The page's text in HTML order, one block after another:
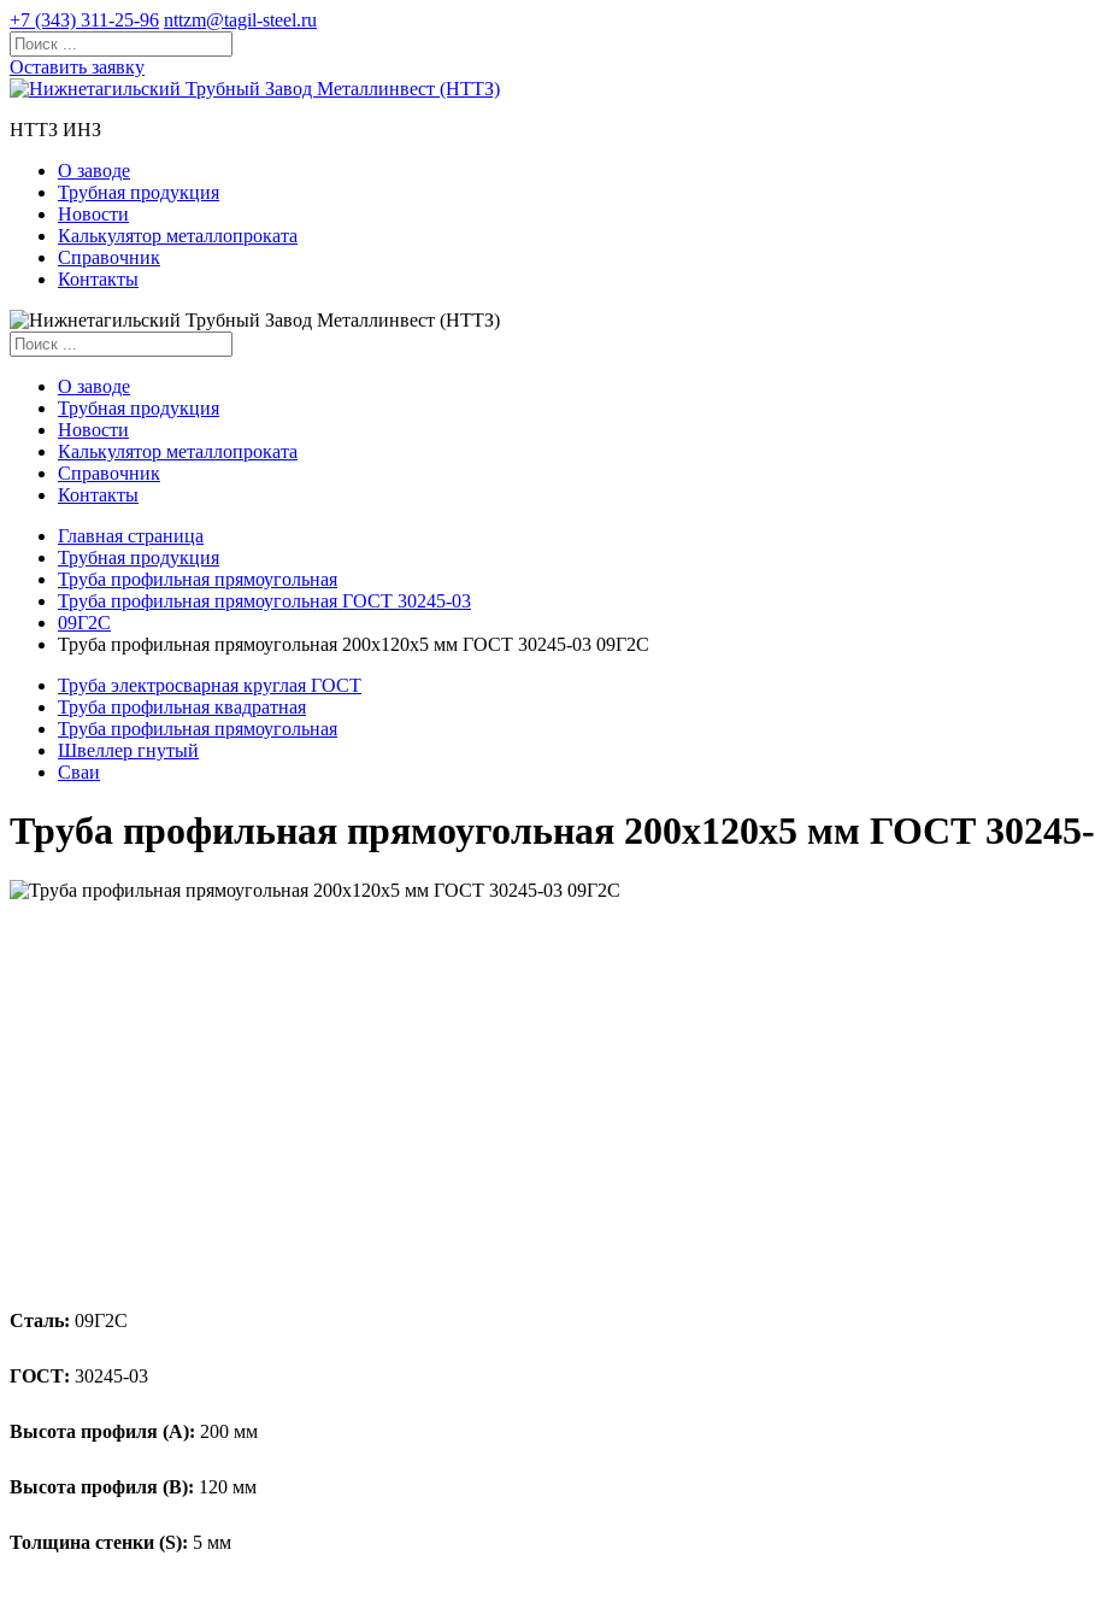
+7 (343) 311-25-96 nttzm@tagil-steel.ru
Оставить заявку
НТТЗ ИНЗ
О заводе
Трубная продукция
Новости
Калькулятор металлопроката
Справочник
Контакты
О заводе
Трубная продукция
Новости
Калькулятор металлопроката
Справочник
Контакты
Главная страница
Трубная продукция
Труба профильная прямоугольная
Труба профильная прямоугольная ГОСТ 30245-03
09Г2С
Труба профильная прямоугольная 200x120x5 мм ГОСТ 30245-03 09Г2С
Труба электросварная круглая ГОСТ
Труба профильная квадратная
Труба профильная прямоугольная
Швеллер гнутый
Сваи
Труба профильная прямоугольная 200x120x5 мм ГОСТ
Сталь: 09Г2С
ГОСТ: 30245-03
Высота профиля (А): 200 мм
Высота профиля (B): 120 мм
Толщина стенки (S): 5 мм